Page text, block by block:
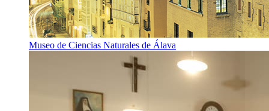
Museo de Ciencias Naturales de Álava